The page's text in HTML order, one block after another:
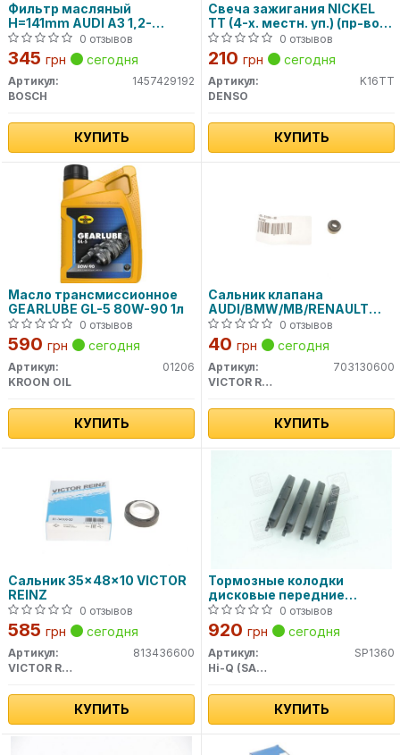
Фильтр масляный
H=141mm AUDI A3 1,2-
2,0TDI; VW 1,4-2,8: Golf IV,
Polo, T5; SEAT, SKODA Fabia
1457429192 BOSCH
0 отзывов
345 грн сегодня
Артикул:
1457429192
BOSCH
КУПИТЬ
Свеча зажигания NICKEL
TT (4-х. местн. уп.) (пр-во
DENSO)
0 отзывов
210 грн сегодня
Артикул:
K16TT
DENSO
КУПИТЬ
Масло трансмиссионное
GEARLUBE GL-5 80W-90 1л
0 отзывов
590 грн сегодня
Артикул:
01206
KROON OIL
КУПИТЬ
Сальник клапана
AUDI/BMW/MB/RENAULT
/VW 70-31306-00 VICTOR
REINZ
0 отзывов
40 грн сегодня
Артикул:
703130600
VICTOR REINZ
КУПИТЬ
Сальник 35x48x10 VICTOR
REINZ
0 отзывов
585 грн сегодня
Артикул:
813436600
VICTOR REINZ
КУПИТЬ
Тормозные колодки
дисковые передние
SP1360 SANGSIN BRAKE
0 отзывов
920 грн сегодня
Артикул:
SP1360
Hi-Q (SANGSIN)
КУПИТЬ